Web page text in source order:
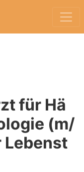
für Hä
(m/